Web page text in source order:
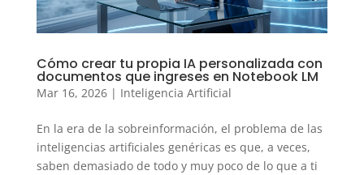
Cómo crear tu propia IA personalizada con
documentos que ingreses en Notebook LM
Mar 16, 2026| Inteligencia Artificial
En la era de la sobreinformación, el problema de las
inteligencias artificiales genéricas es que, a veces,
saben demasiado de todo y muy poco de lo que a ti